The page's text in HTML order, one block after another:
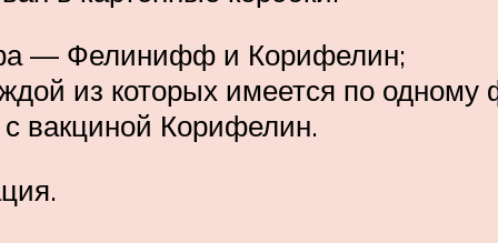
— Фелинифф и Корифелин;
из которых имеется по
вакциной Корифелин.